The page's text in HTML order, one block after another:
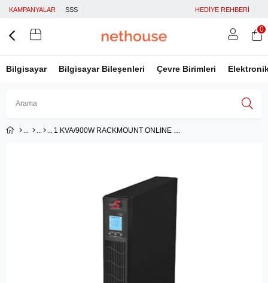
KAMPANYALAR SSS HEDİYE REHBERİ
Bilgisayar Bilgisayar Bileşenleri Çevre Birimleri
0
1 KVA/900W RACKMOUNT ONLINE UPS